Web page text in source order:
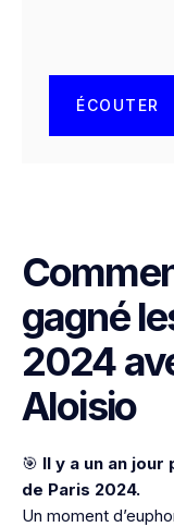
ÉCOUTER
gagné
2024
Aloisio
🎯 Il y a un an
de Paris 2024.
Un moment